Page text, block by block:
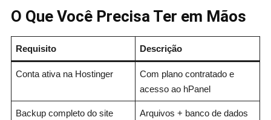
O Que Você Precisa Ter em Mãos
Requisito Descrição
Conta ativa na Hostinger
Com plano contratado e
acesso ao hPanel
Backup completo do site
Arquivos + banco de dados